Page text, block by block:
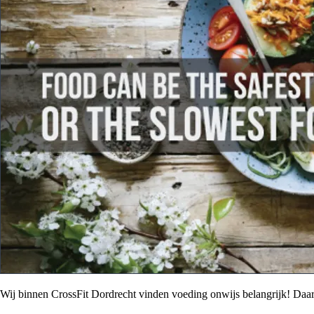
Wij binnen CrossFit Dordrecht vinden voeding onwijs belangrijk!